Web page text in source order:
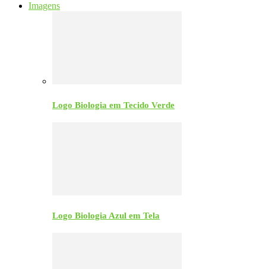
Imagens
Logo Biologia em Tecido Verde
Logo Biologia Azul em Tela